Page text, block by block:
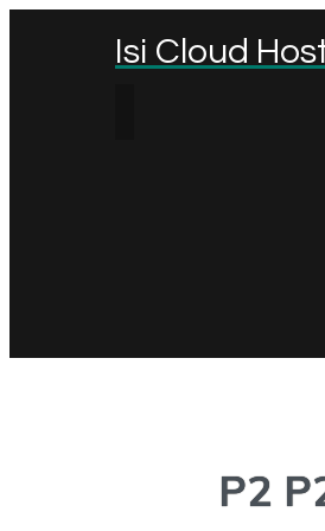
Isi Cloud
P2